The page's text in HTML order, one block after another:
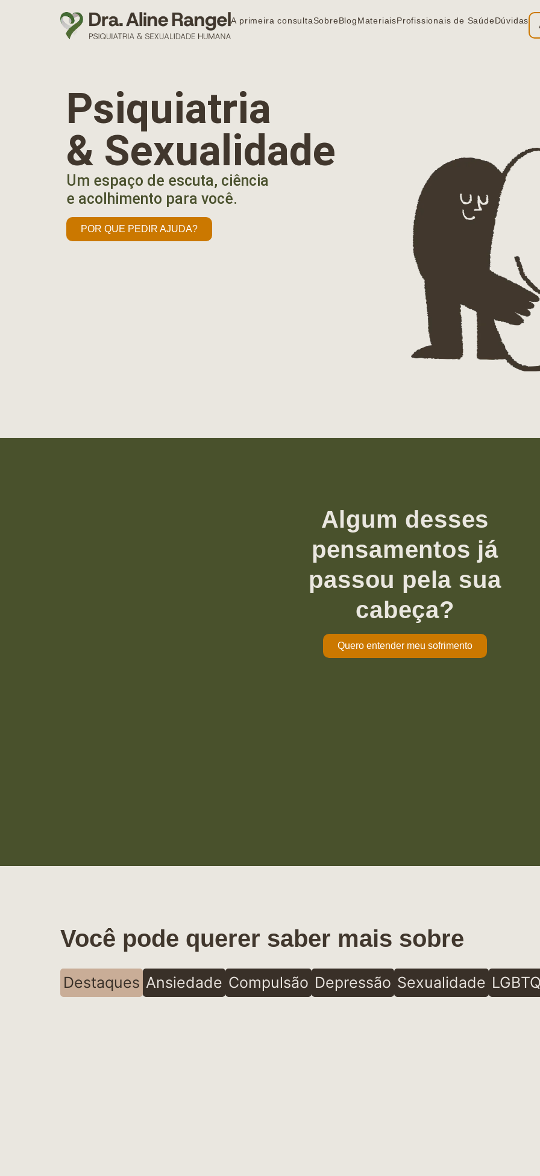
A primeira consultaSobreBlogMateriaisProfissionais de SaúdeDúvidas
Psiquiatria
& Sexualidade
Um espaço de escuta, ciência
e acolhimento para você.
POR QUE PEDIR AJUDA?
Algum desses
pensamentos já
passou pela sua
cabeça?
Quero entender meu sofrimento
Você pode querer saber mais sobre
Destaques Ansiedade Compulsão Depressão Sexualidade